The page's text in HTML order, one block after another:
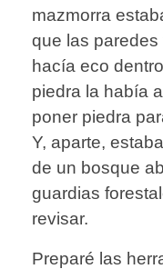
mazmorra
que las
hacía eco
piedra la había
poner piedra
Y, aparte,
de un bosque
guardias
revisar.
Preparé las